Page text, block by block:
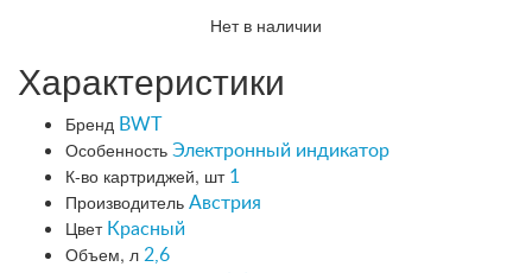
Нет в наличии
Характеристики
Бренд BWT
Особенность Электронный индикатор
К-во картриджей, шт 1
Производитель Австрия
Цвет Красный
Объем, л 2,6